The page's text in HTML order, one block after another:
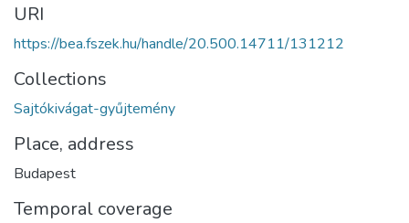
URI
https://bea.fszek.hu/handle/20.500.14711/131212
Collections
Sajtókivágat-gyűjtemény
Place, address
Budapest
Temporal coverage